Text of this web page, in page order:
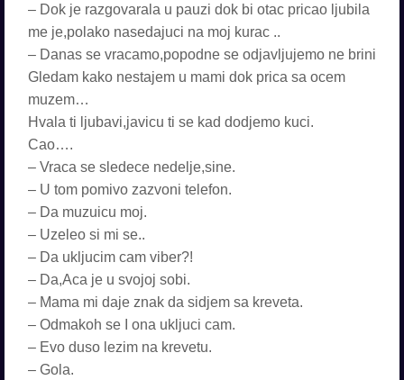
– Dok je razgovarala u pauzi dok bi otac pricao ljubila
me je,polako nasedajuci na moj kurac ..
– Danas se vracamo,popodne se odjavljujemo ne brini
Gledam kako nestajem u mami dok prica sa ocem
muzem…
Hvala ti ljubavi,javicu ti se kad dodjemo kuci.
Cao….
– Vraca se sledece nedelje,sine.
– U tom pomivo zazvoni telefon.
– Da muzuicu moj.
– Uzeleo si mi se..
– Da ukljucim cam viber?!
– Da,Aca je u svojoj sobi.
– Mama mi daje znak da sidjem sa kreveta.
– Odmakoh se I ona ukljuci cam.
– Evo duso lezim na krevetu.
– Gola.